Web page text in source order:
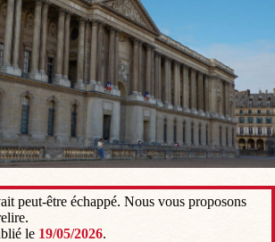
peut-être échappé. Nous vous proposons
le 19/05/2026.